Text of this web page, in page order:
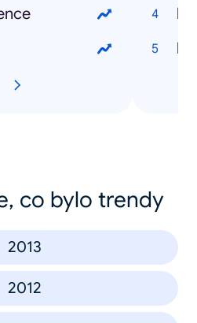
co bylo trendy
2013
2012